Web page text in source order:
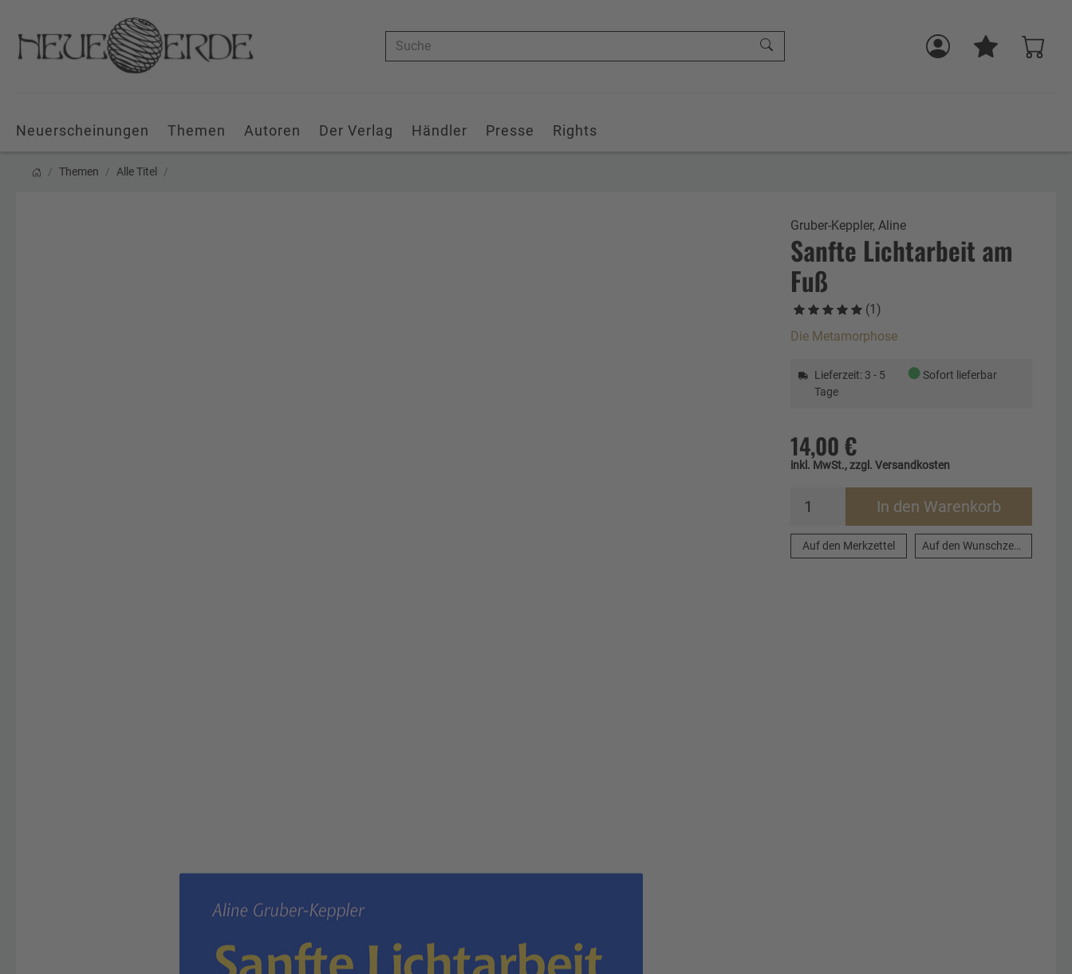
Suche
Neuerscheinungen Themen Autoren Der Verlag Händler Presse Rights
Themen Alle Titel
Gruber-Keppler, Aline
Sanfte Lichtarbeit am
Fuß
(1)
Die Metamorphose
Lieferzeit: 3 - 5
Tage
●Sofort lieferbar
14,00 €
inkl. MwSt., zzgl. Versandkosten
In den Warenkorb
Auf den Merkzettel Auf den Wunschzettel